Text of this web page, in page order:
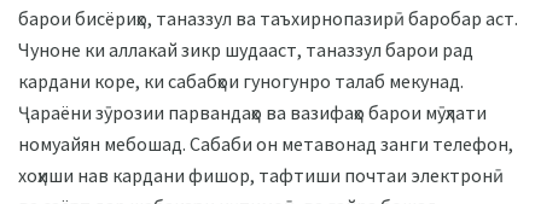
барои бисёриҳо, таназзул ва таъхирнопазирӣ баробар аст.
Чуноне ки аллакай зикр шудааст, таназзул барои рад
кардани коре, ки сабабҳои гуногунро талаб мекунад.
Ҷараёни зӯрозии парвандаҳо ва вазифаҳо барои мӯҳлати
номуайян мебошад. Сабаби он метавонад занги телефон,
хоҳиши нав кардани фишор, тафтиши почтаи электронӣ